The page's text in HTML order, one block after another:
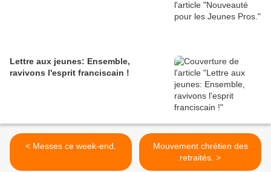
Lettre aux jeunes: Ensemble,
ravivons l'esprit franciscain !
< Messes ce week-end.
Mouvement chrétien des
retraités. >